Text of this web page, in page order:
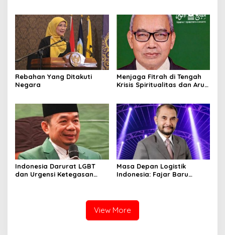
Rebahan Yang Ditakuti
Negara
Menjaga Fitrah di Tengah
Krisis Spiritualitas dan Arus
Indonesia Darurat LGBT
dan Urgensi Ketegasan
Masa Depan Logistik
Indonesia: Fajar Baru
View More